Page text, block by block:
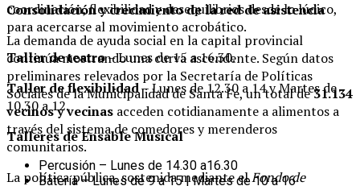
coordinación, flexibilidad y desequilibrios desde lo lúdico,
para acercarse al movimiento acrobático.
Taller de teatro– Lunes de 15 a 16.30.
Taller de flexibilidad– Lunes de 12.30 a 14 y Martes de
10.30 a 12.
Talleres de Ensable Musical
Percusión – Lunes de 14.30 a16.30
Batería – Lunes de 9 a 15 | Martes de 10 a 16
Consolidación y crecimiento de la red de asistencia
La demanda de ayuda social en la capital provincial
continúa mostrando una curva ascendente. Según datos
preliminares relevados por la Secretaría de Políticas
Sociales de la Municipalidad de Santa Fe, un total de31.134
vecinos y vecinas acceden cotidianamente a alimentos a
través del sistema de comedores y merenderos
comunitarios.
La política pública, sostenida mediante elFondo de